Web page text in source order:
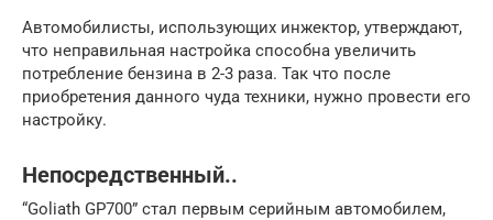
Автомобилисты, использующих инжектор, утверждают,
что неправильная настройка способна увеличить
потребление бензина в 2-3 раза. Так что после
приобретения данного чуда техники, нужно провести его
настройку.
Непосредственный..
“Goliath GP700” стал первым серийным автомобилем,